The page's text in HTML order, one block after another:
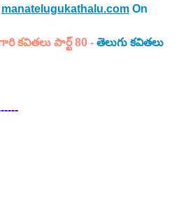
manatelugukathalu.com On
కవితలు పార్ట్ 80 - తెలుగు కవితలు